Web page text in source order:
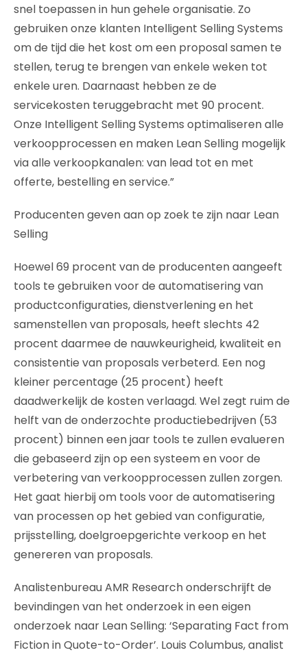
snel toepassen in hun gehele organisatie. Zo
gebruiken onze klanten Intelligent Selling Systems
om de tijd die het kost om een proposal samen te
stellen, terug te brengen van enkele weken tot
enkele uren. Daarnaast hebben ze de
servicekosten teruggebracht met 90 procent.
Onze Intelligent Selling Systems optimaliseren alle
verkoopprocessen en maken Lean Selling mogelijk
via alle verkoopkanalen: van lead tot en met
offerte, bestelling en service.”
Producenten geven aan op zoek te zijn naar Lean
Selling
Hoewel 69 procent van de producenten aangeeft
tools te gebruiken voor de automatisering van
productconfiguraties, dienstverlening en het
samenstellen van proposals, heeft slechts 42
procent daarmee de nauwkeurigheid, kwaliteit en
consistentie van proposals verbeterd. Een nog
kleiner percentage (25 procent) heeft
daadwerkelijk de kosten verlaagd. Wel zegt ruim de
helft van de onderzochte productiebedrijven (53
procent) binnen een jaar tools te zullen evalueren
die gebaseerd zijn op een systeem en voor de
verbetering van verkoopprocessen zullen zorgen.
Het gaat hierbij om tools voor de automatisering
van processen op het gebied van configuratie,
prijsstelling, doelgroepgerichte verkoop en het
genereren van proposals.
Analistenbureau AMR Research onderschrijft de
bevindingen van het onderzoek in een eigen
onderzoek naar Lean Selling: ‘Separating Fact from
Fiction in Quote-to-Order’. Louis Columbus, analist